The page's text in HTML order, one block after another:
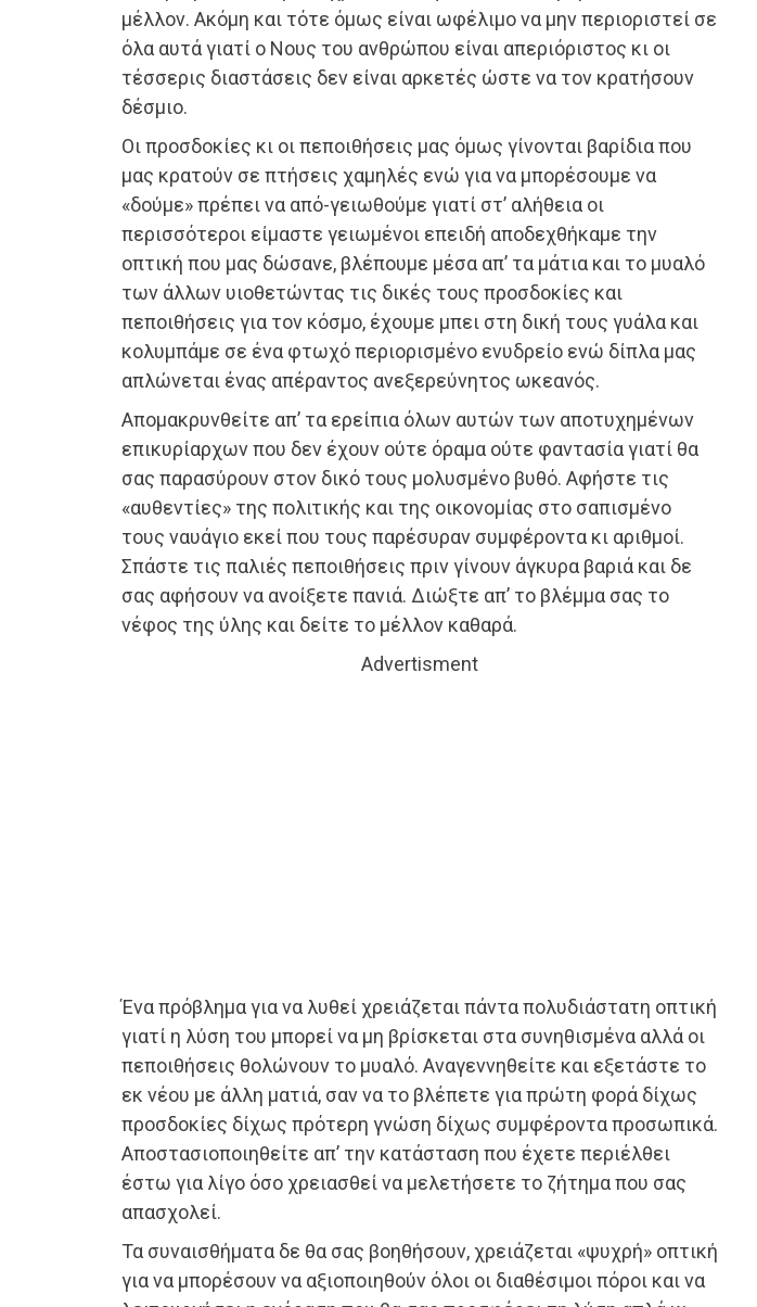
μέλλον. Ακόμη και τότε όμως είναι ωφέλιμο να μην περιοριστεί σε
όλα αυτά γιατί ο Νους του ανθρώπου είναι απεριόριστος κι οι
τέσσερις διαστάσεις δεν είναι αρκετές ώστε να τον κρατήσουν
δέσμιο.
Οι προσδοκίες κι οι πεποιθήσεις μας όμως γίνονται βαρίδια που
μας κρατούν σε πτήσεις χαμηλές ενώ για να μπορέσουμε να
«δούμε» πρέπει να από-γειωθούμε γιατί στ’ αλήθεια οι
περισσότεροι είμαστε γειωμένοι επειδή αποδεχθήκαμε την
οπτική που μας δώσανε, βλέπουμε μέσα απ’ τα μάτια και το μυαλό
των άλλων υιοθετώντας τις δικές τους προσδοκίες και
πεποιθήσεις για τον κόσμο, έχουμε μπει στη δική τους γυάλα και
κολυμπάμε σε ένα φτωχό περιορισμένο ενυδρείο ενώ δίπλα μας
απλώνεται ένας απέραντος ανεξερεύνητος ωκεανός.
Απομακρυνθείτε απ’ τα ερείπια όλων αυτών των αποτυχημένων
επικυρίαρχων που δεν έχουν ούτε όραμα ούτε φαντασία γιατί θα
σας παρασύρουν στον δικό τους μολυσμένο βυθό. Αφήστε τις
«αυθεντίες» της πολιτικής και της οικονομίας στο σαπισμένο
τους ναυάγιο εκεί που τους παρέσυραν συμφέροντα κι αριθμοί.
Σπάστε τις παλιές πεποιθήσεις πριν γίνουν άγκυρα βαριά και δε
σας αφήσουν να ανοίξετε πανιά. Διώξτε απ’ το βλέμμα σας το
νέφος της ύλης και δείτε το μέλλον καθαρά.
Advertisment
Ένα πρόβλημα για να λυθεί χρειάζεται πάντα πολυδιάστατη οπτική
γιατί η λύση του μπορεί να μη βρίσκεται στα συνηθισμένα αλλά οι
πεποιθήσεις θολώνουν το μυαλό. Αναγεννηθείτε και εξετάστε το
εκ νέου με άλλη ματιά, σαν να το βλέπετε για πρώτη φορά δίχως
προσδοκίες δίχως πρότερη γνώση δίχως συμφέροντα προσωπικά.
Αποστασιοποιηθείτε απ’ την κατάσταση που έχετε περιέλθει
έστω για λίγο όσο χρειασθεί να μελετήσετε το ζήτημα που σας
απασχολεί.
Τα συναισθήματα δε θα σας βοηθήσουν, χρειάζεται «ψυχρή» οπτική
για να μπορέσουν να αξιοποιηθούν όλοι οι διαθέσιμοι πόροι και να